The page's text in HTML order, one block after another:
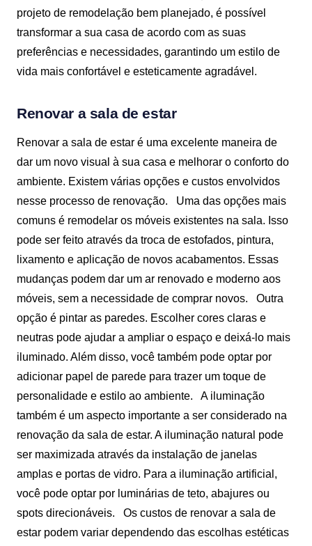
projeto de remodelação bem planejado, é possível
transformar a sua casa de acordo com as suas
preferências e necessidades, garantindo um estilo de
vida mais confortável e esteticamente agradável.
Renovar a sala de estar
Renovar a sala de estar é uma excelente maneira de
dar um novo visual à sua casa e melhorar o conforto do
ambiente. Existem várias opções e custos envolvidos
nesse processo de renovação.
Uma das opções mais
comuns é remodelar os móveis existentes na sala. Isso
pode ser feito através da troca de estofados, pintura,
lixamento e aplicação de novos acabamentos. Essas
mudanças podem dar um ar renovado e moderno aos
móveis, sem a necessidade de comprar novos.
Outra
opção é pintar as paredes. Escolher cores claras e
neutras pode ajudar a ampliar o espaço e deixá-lo mais
iluminado. Além disso, você também pode optar por
adicionar papel de parede para trazer um toque de
personalidade e estilo ao ambiente.
A iluminação
também é um aspecto importante a ser considerado na
renovação da sala de estar. A iluminação natural pode
ser maximizada através da instalação de janelas
amplas e portas de vidro. Para a iluminação artificial,
você pode optar por luminárias de teto, abajures ou
spots direcionáveis.
Os custos de renovar a sala de
estar podem variar dependendo das escolhas estéticas